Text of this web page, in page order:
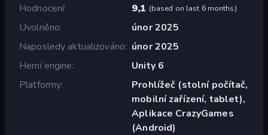
Hodnocení
9,1 (based on last 6 months)
Uvolněno
únor 2025
Naposledy aktualizováno únor 2025
Herní engine
Unity 6
Platformy
Prohlížeč (stolní počítač,
mobilní zařízení, tablet),
Aplikace CrazyGames
(Android)